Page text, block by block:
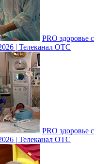
PRO здоровье с
| Телеканал ОТС
PRO здоровье с
| Телеканал ОТС